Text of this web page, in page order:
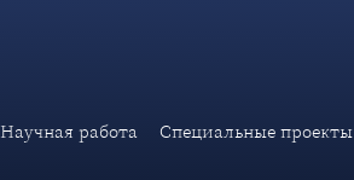
Научная работа Специальные проекты